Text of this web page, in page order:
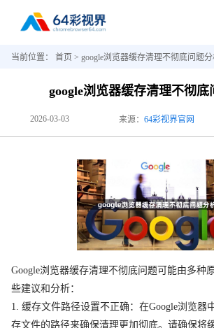
当前位置： 首页 > google浏览器缓存清理不彻底问题
google浏览器缓存清理不彻底
2026-03-03 来源： 64彩视界官网
Google浏览器缓存清理不彻底问题可能由多种
些建议和分析：
1. 缓存文件路径设置不正确：在Google浏览器
存文件的路径来确保清理更加彻底。请确保将